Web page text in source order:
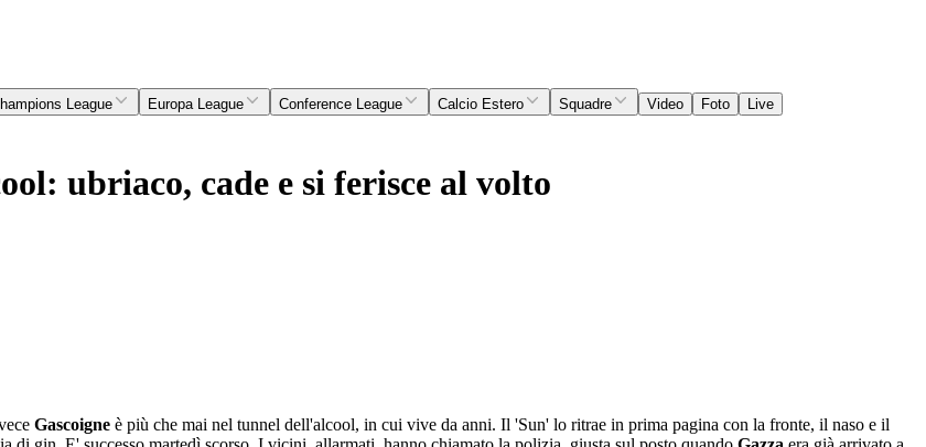
League Europa League Conference League Calcio Estero Squadre Video Foto
Live
ubriaco, cade e si ferisce al volto
Gascoigne è più che mai nel tunnel dell'alcool, in cui vive da anni. Il 'Sun' lo ritrae in prima pagina con la fronte, il naso e il